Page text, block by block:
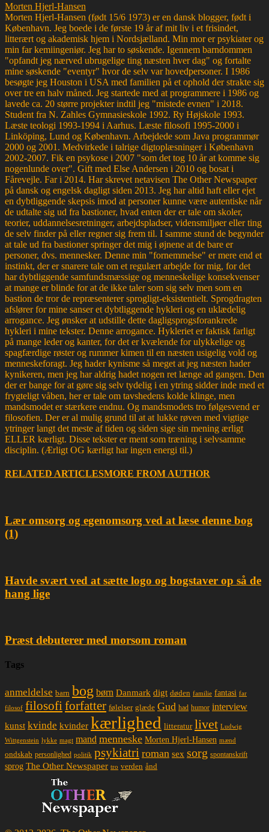
Morten Hjerl-Hansen
Morten Hjerl-Hansen (født 15/6 1973) er en dansk blogger, født i
København. Jeg boede i de første 19 år af mit liv i et frisindet,
litterært og akademisk hjem i Nordsjælland. Min mor er psykiater og
min far kemiingeniør. Jeg har to søskende. Igennem barndommen
"opfandt jeg nærved ubrugelige ting næsten hver dag" og fortalte
mine søskende "eventyr" hvor de selv var hovedpersoner. I 1986
besøgte jeg Houston i USA med familien på et ophold der strakte sig
over tre en halv måned. Jeg startede med at programmere i 1986 og
lavede ca. 20 større projekter indtil jeg "mistede evnen" i 2018.
Student fra N. Zahles Gymnasieskole 1992. Ry Højskole 1993.
Læste teologi 1993-1994 i Aarhus. Læste filosofi 1995-2000 i
Linköping, Lund og København. Arbejdede som Java programmør
2000 og 2001. Medvirkede i talrige digtoplæsninger i København
2002-2007. Fik en psykose i 2007 "som det tog 10 år at komme sig
nogenlunde over". Gift med Else Andersen i 2010 og bosat i
Fårevejle. Far i 2014. Har skrevet netavisen The Other Newspaper
på dansk og engelsk dagligt siden 2013. Jeg har altid haft eller ejet
en dybtliggende skepsis imod at personer kunne være autentiske når
de udtalte sig ud fra bastioner, hvad enten der er tale om skoler,
teorier, uddannelsesretninger, arbejdspladser, vidensmiljøer eller ting
de selv finder på eller regner sig frem til. I samme stund de begynder
at tale ud fra bastioner springer det mig i øjnene at de bare er
personer, dvs. mennesker. Denne min "fornemmelse" er mere end et
instinkt, der er snarere tale om et regulært arbejde for mig, for det
har dybtliggende samfundsmæssige og menneskelige konsekvenser
at mange er blinde for at de ikke taler som sig selv men som en
bastion de tror de repræsenterer sprogligt-eksistentielt. Sprogdragten
afslører for mine sanser et dybtliggende hykleri og en uklædelig
arrogance. Jeg ønsker at udstille dette dagligsprogsforankrede
hykleri i mine tekster. Denne arrogance. Hykleriet er faktisk farligt
på mange leder og kanter, for det er kvælende for ulykkelige og
spagfærdige røster og rummer kimen til en næsten usigelig vold og
menneskeforagt. Jeg hader kynisme så meget at jeg næsten hader
kynikeren, men jeg har aldrig hadet nogen ret længe ad gangen. Den
der er bange for at gøre sig selv tydelig i en ytring sidder inde med et
frygteligt våben, her er tale om tavshedens kolde klinge, men
mandsmodet er stærkere endnu. Og mandsmodets tro følgesvend er
filosofien. Der er al mulig grund til at at lukke røven med vigtige
ytringer langt det meste af tiden og siden sige sin mening ærligt
ELLER kærligt. Disse tekster er ment som træning i selvsamme
disciplin. (Ærligt OG kærligt har ingen energi til.)
RELATED ARTICLESMORE FROM AUTHOR
Lær omsorg og egenomsorg ved at læse denne bog
(1)
Havde svært ved at sætte logo og bogstaver op så de
hang lige
Præst debuterer med morsom roman
Tags
anmeldelse barn bog børn Danmark digt døden familie fantasi far
filosof filosofiforfatter følelser glæde Gud had humor interview
kunst kvinde kvinder kærlighed litteratur livet Ludwig
Wittgenstein lykke magt mand menneske Morten Hjerl-Hansen mænd
ondskab personlighed politik psykiatri roman sex sorg spontanskrift
sprog The Other Newspaper tro verden ånd